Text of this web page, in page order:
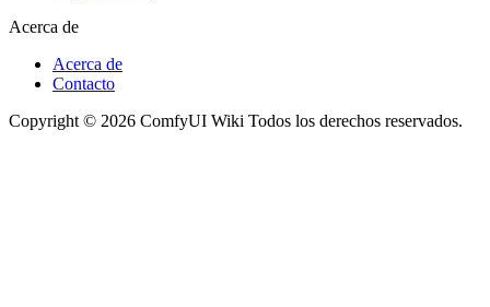
Acerca de
Acerca de
Contacto
Copyright © 2026 ComfyUI Wiki Todos los derechos reservados.